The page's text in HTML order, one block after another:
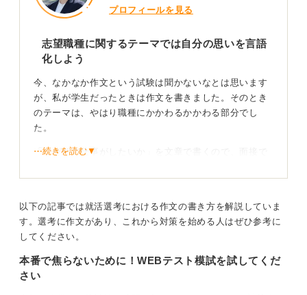
プロフィールを見る
志望職種に関するテーマでは自分の思いを言語
化しよう
今、なかなか作文という試験は聞かないなとは思います
が、私が学生だったときは作文を書きました。そのとき
のテーマは、やはり職種にかかわるかかわる部分でし
た。
「なぜその仕事がしたいか」を文章で書くので、面接で
ると思います。
口頭で話すのと文章にするのとでは言語化の仕方が違う
ので、如何にいかに文章にして自分の気持ちを相手に伝
えられるか、そして文章の構成がちゃんとできるかとい
日頃から書く練習！ 出題テーマを予想しておこう
⋯続きを読む▼
以下の記事では就活選考における作文の書き方を解説していま
す。選考に作文があり、これから対策を始める人はぜひ参考に
してください。
本番で焦らないために！WEBテスト模試を試してくだ
さい